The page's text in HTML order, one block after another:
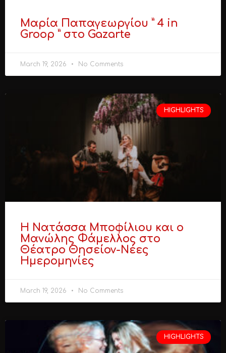
Μαρία Παπαγεωργίου ” 4 in
Groop ” στο Gazarte
March 19, 2026 No Comments
HIGHLIGHTS
Η Νατάσσα Μποφίλιου και ο
Μανώλης Φάμελλος στο
Θέατρο Θησείον-Νέες
Ημερομηνίες
March 19, 2026 No Comments
HIGHLIGHTS